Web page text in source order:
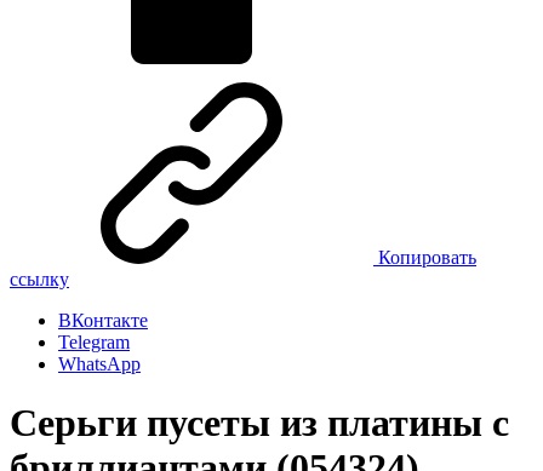
Копировать
ссылку
ВКонтакте
Telegram
WhatsApp
Серьги пусеты из платины с